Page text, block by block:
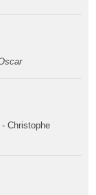
Christophe